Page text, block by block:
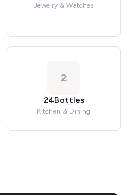
Jewelry & Watches
2
24Bottles
Kitchen & Dining